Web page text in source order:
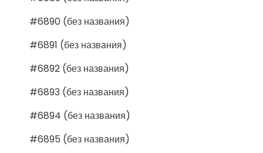
#6890 (без названия)
#6891 (без названия)
#6892 (без названия)
#6893 (без названия)
#6894 (без названия)
#6895 (без названия)